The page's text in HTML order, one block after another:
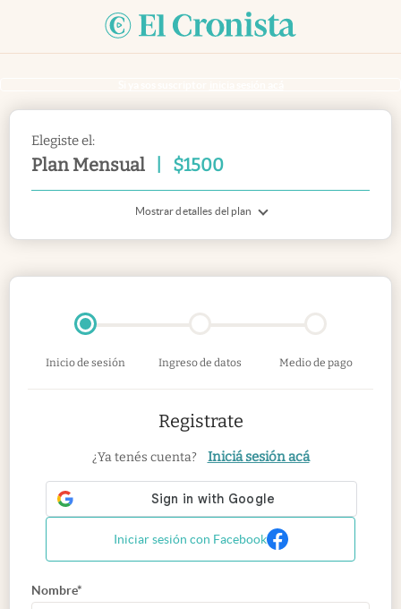
Elegiste el:
Plan Mensual $1500
Mostrar detalles del plan
Inicio de sesión Ingreso de datos Medio de pago
Registrate
¿Ya tenés cuenta? Iniciá sesión acá
Iniciar sesión con Facebook
Nombre*